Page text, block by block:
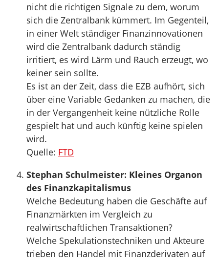
nicht die richtigen Signale zu dem, worum
sich die Zentralbank kümmert. Im Gegenteil,
in einer Welt ständiger Finanzinnovationen
wird die Zentralbank dadurch ständig
irritiert, es wird Lärm und Rauch erzeugt, wo
keiner sein sollte.
Es ist an der Zeit, dass die EZB aufhört, sich
über eine Variable Gedanken zu machen, die
in der Vergangenheit keine nützliche Rolle
gespielt hat und auch künftig keine spielen
wird.
Quelle: FTD
Stephan Schulmeister: Kleines Organon
des Finanzkapitalismus
Welche Bedeutung haben die Geschäfte auf
Finanzmärkten im Vergleich zu
realwirtschaftlichen Transaktionen?
Welche Spekulationstechniken und Akteure
trieben den Handel mit Finanzderivaten auf